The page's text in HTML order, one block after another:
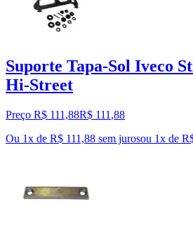
Suporte Tapa-Sol Iveco
Hi-Street
Preço R$ 111,88R$ 111 ,88
Ou 1x de R$ 111,88 sem jurosou 1x de